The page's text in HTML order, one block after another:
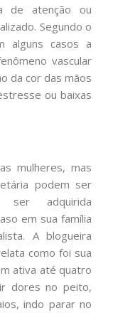
de atenção ou
Segundo o
alguns casos a
vascular
da cor das mãos
ou baixas
mulheres, mas
podem ser
ser adquirida
em sua família
A blogueira
como foi sua
ativa até quatro
dores no peito,
indo parar no